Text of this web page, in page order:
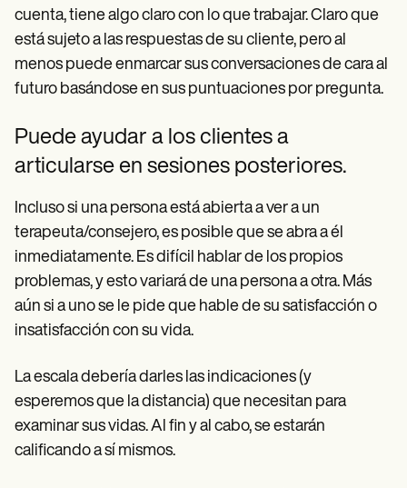
cuenta, tiene algo claro con lo que trabajar. Claro que
está sujeto a las respuestas de su cliente, pero al
menos puede enmarcar sus conversaciones de cara al
futuro basándose en sus puntuaciones por pregunta.
Puede ayudar a los clientes a
articularse en sesiones posteriores.
Incluso si una persona está abierta a ver a un
terapeuta/consejero, es posible que se abra a él
inmediatamente. Es difícil hablar de los propios
problemas, y esto variará de una persona a otra. Más
aún si a uno se le pide que hable de su satisfacción o
insatisfacción con su vida.
La escala debería darles las indicaciones (y
esperemos que la distancia) que necesitan para
examinar sus vidas. Al fin y al cabo, se estarán
calificando a sí mismos.